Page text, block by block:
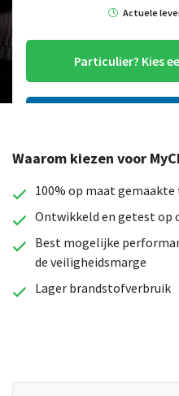
Actuele
Particulier? Kies
Op
Waarom kiezen voor
100% op maat
Ontwikkeld en getest op
Best mogelijke
de veiligheidsmarge
Lager brandstofverbruik